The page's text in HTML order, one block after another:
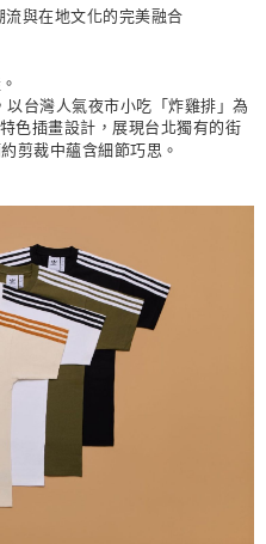
運費
與在地文化的完美融合
台灣人氣夜市小吃「炸雞排」為
色插畫設計，展現台北獨有的街
剪裁中蘊含細節巧思。